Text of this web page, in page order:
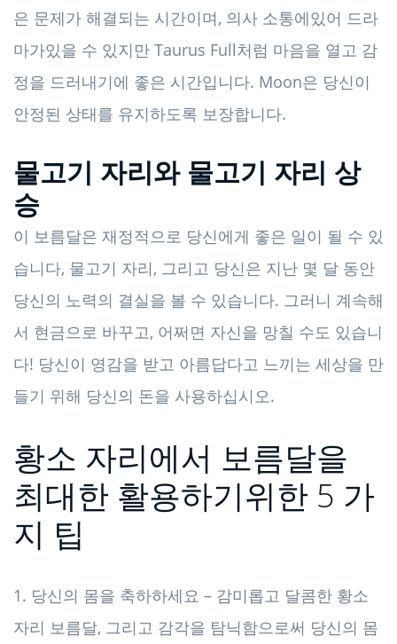
은 문제가 해결되는 시간이며, 의사 소통에있어 드라
마가있을 수 있지만 Taurus Full처럼 마음을 열고 감
정을 드러내기에 좋은 시간입니다. Moon은 당신이
안정된 상태를 유지하도록 보장합니다.
물고기 자리와 물고기 자리 상
승
이 보름달은 재정적으로 당신에게 좋은 일이 될 수 있
습니다, 물고기 자리, 그리고 당신은 지난 몇 달 동안
당신의 노력의 결실을 볼 수 있습니다. 그러니 계속해
서 현금으로 바꾸고, 어쩌면 자신을 망칠 수도 있습니
다! 당신이 영감을 받고 아름답다고 느끼는 세상을 만
들기 위해 당신의 돈을 사용하십시오.
황소 자리에서 보름달을
최대한 활용하기위한 5 가
지 팁
1. 당신의 몸을 축하하세요 – 감미롭고 달콤한 황소
자리 보름달, 그리고 감각을 탐닉함으로써 당신의 몸